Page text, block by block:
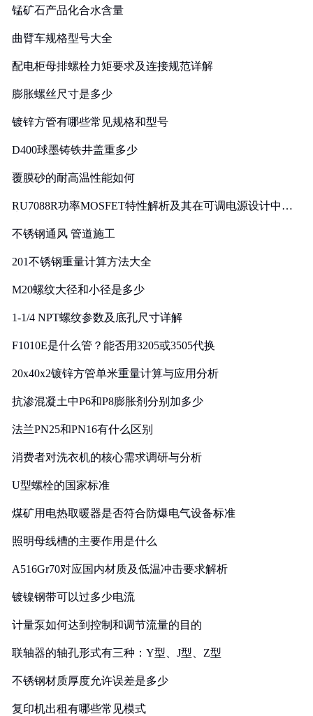
锰矿石产品化合水含量
曲臂车规格型号大全
配电柜母排螺栓力矩要求及连接规范详解
膨胀螺丝尺寸是多少
镀锌方管有哪些常见规格和型号
D400球墨铸铁井盖重多少
覆膜砂的耐高温性能如何
RU7088R功率MOSFET特性解析及其在可调电源设计中的
不锈钢通风 管道施工
201不锈钢重量计算方法大全
M20螺纹大径和小径是多少
1-1/4 NPT螺纹参数及底孔尺寸详解
F1010E是什么管？能否用3205或3505代换
20x40x2镀锌方管单米重量计算与应用分析
抗渗混凝土中P6和P8膨胀剂分别加多少
法兰PN25和PN16有什么区别
消费者对洗衣机的核心需求调研与分析
U型螺栓的国家标准
煤矿用电热取暖器是否符合防爆电气设备标准
照明母线槽的主要作用是什么
A516Gr70对应国内材质及低温冲击要求解析
镀镍钢带可以过多少电流
计量泵如何达到控制和调节流量的目的
联轴器的轴孔形式有三种：Y型、J型、Z型
不锈钢材质厚度允许误差是多少
复印机出租有哪些常见模式